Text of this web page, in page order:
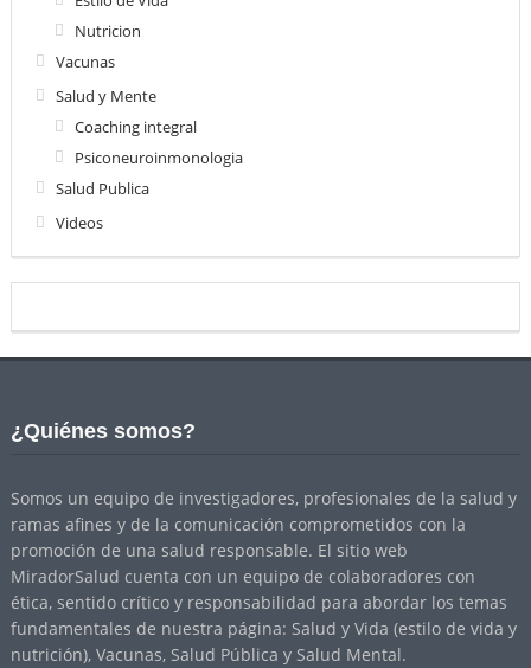
Nutricion
Vacunas
Salud y Mente
Coaching integral
Psiconeuroinmonologia
Salud Publica
Videos
¿Quiénes somos?
Somos un equipo de investigadores, profesionales de la salud y
ramas afines y de la comunicación comprometidos con la
promoción de una salud responsable. El sitio web
MiradorSalud cuenta con un equipo de colaboradores con
ética, sentido crítico y responsabilidad para abordar los temas
fundamentales de nuestra página: Salud y Vida (estilo de vida y
nutrición), Vacunas, Salud Pública y Salud Mental.